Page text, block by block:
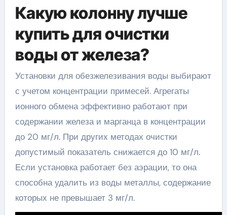
Какую колонну лучше
купить для очистки
воды от железа?
Установки для обезжелезивания воды выбирают
с учетом концентрации примесей. Агрегаты
ионного обмена эффективно работают при
содержании железа и марганца в концентрации
до 20 мг/л. При других методах очистки
допустимый показатель снижается до 10 мг/л.
Если установка работает без аэрации, то она
способна удалить из воды металлы, содержание
которых не превышает 3 мг/л.